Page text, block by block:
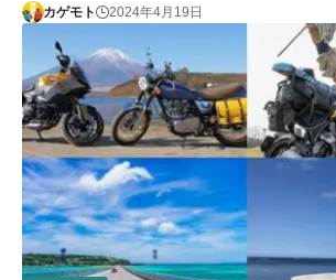
カゲモト 2024年4月19日